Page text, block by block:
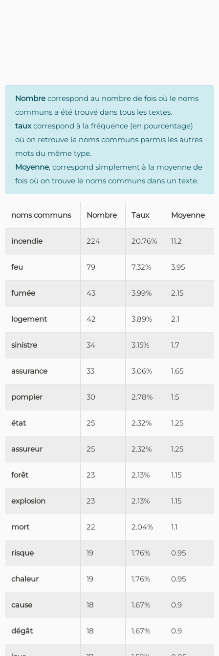
Nombre correspond au nombre de fois où le noms
communs a été trouvé dans tous les textes.
tauxcorrespond à la fréquence (en pourcentage)
où on retrouve le noms communs parmis les autres
mots du même type.
Moyenne, correspond simplement à la moyenne de
fois où on trouve le noms communs dans un texte.
noms communs Nombre Taux Moyenne
incendie 224 20.76% 11.2
feu 79 7.32% 3.95
fumée 43 3.99% 2.15
logement 42 3.89% 2.1
sinistre 34 3.15% 1.7
assurance 33 3.06% 1.65
pompier 30 2.78% 1.5
état 25 2.32% 1.25
assureur 25 2.32% 1.25
forêt 23 2.13% 1.15
explosion 23 2.13% 1.15
mort 22 2.04% 1.1
risque 19 1.76% 0.95
chaleur 19 1.76% 0.95
cause 18 1.67% 0.9
dégât 18 1.67% 0.9